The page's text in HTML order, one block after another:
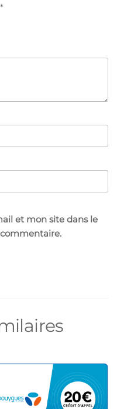
*
et mon site dans le